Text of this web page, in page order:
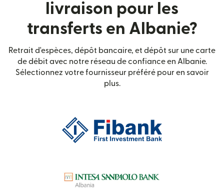
livraison pour les
transferts en Albanie?
Retrait d'espèces, dépôt bancaire, et dépôt sur une carte
de débit avec notre réseau de confiance en Albanie.
Sélectionnez votre fournisseur préféré pour en savoir
plus.